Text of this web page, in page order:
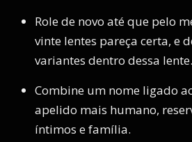
Role de novo até que pelo
vinte lentes pareça certa, e
variantes dentro dessa lente.
Combine um nome ligado
apelido mais humano,
íntimos e família.